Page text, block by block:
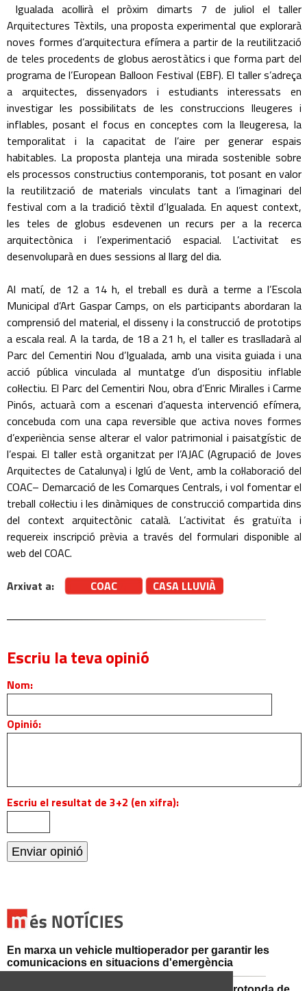
Igualada acollirà el pròxim dimarts 7 de juliol el taller
Arquitectures Tèxtils, una proposta experimental que explorarà
noves formes d’arquitectura efímera a partir de la reutilització
de teles procedents de globus aerostàtics i que forma part del
programa de l’European Balloon Festival (EBF). El taller s’adreça
a arquitectes, dissenyadors i estudiants interessats en
investigar les possibilitats de les construccions lleugeres i
inflables, posant el focus en conceptes com la lleugeresa, la
temporalitat i la capacitat de l’aire per generar espais
habitables. La proposta planteja una mirada sostenible sobre
els processos constructius contemporanis, tot posant en valor
la reutilització de materials vinculats tant a l’imaginari del
festival com a la tradició tèxtil d’Igualada. En aquest context,
les teles de globus esdevenen un recurs per a la recerca
arquitectònica i l’experimentació espacial. L’activitat es
desenvoluparà en dues sessions al llarg del dia.
Al matí, de 12 a 14 h, el treball es durà a terme a l’Escola
Municipal d’Art Gaspar Camps, on els participants abordaran la
comprensió del material, el disseny i la construcció de prototips
a escala real. A la tarda, de 18 a 21 h, el taller es traslladarà al
Parc del Cementiri Nou d’Igualada, amb una visita guiada i una
acció pública vinculada al muntatge d’un dispositiu inflable
col·lectiu. El Parc del Cementiri Nou, obra d’Enric Miralles i Carme
Pinós, actuarà com a escenari d’aquesta intervenció efímera,
concebuda com una capa reversible que activa noves formes
d’experiència sense alterar el valor patrimonial i paisatgístic de
l’espai. El taller està organitzat per l’AJAC (Agrupació de Joves
Arquitectes de Catalunya) i Iglú de Vent, amb la col·laboració del
COAC– Demarcació de les Comarques Centrals, i vol fomentar el
treball col·lectiu i les dinàmiques de construcció compartida dins
del context arquitectònic català. L’activitat és gratuïta i
requereix inscripció prèvia a través del formulari disponible al
web del COAC.
Arxivat a:
COAC CASA LLUVIÀ
Escriu la teva opinió
Nom:
Opinió:
Escriu el resultat de 3+2 (en xifra):
En marxa un vehicle multioperador per garantir les
comunicacions en situacions d'emergència